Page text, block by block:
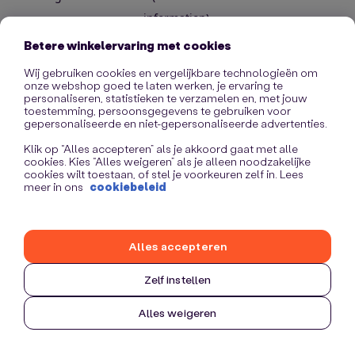
information).
Betere winkelervaring met cookies
Wij gebruiken cookies en vergelijkbare technologieën om
onze webshop goed te laten werken, je ervaring te
personaliseren, statistieken te verzamelen en, met jouw
toestemming, persoonsgegevens te gebruiken voor
gepersonaliseerde en niet-gepersonaliseerde advertenties.
Klik op “Alles accepteren” als je akkoord gaat met alle
cookies. Kies “Alles weigeren” als je alleen noodzakelijke
cookies wilt toestaan, of stel je voorkeuren zelf in. Lees
meer in ons cookiebeleid
Zelf instellen
Alles weigeren
Alles accepteren